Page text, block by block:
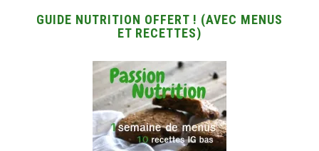
GUIDE NUTRITION OFFERT ! (AVEC MENUS
ET RECETTES)